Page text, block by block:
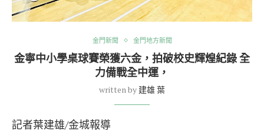
金門新聞 金門地方新聞
金寧中小學桌球賽榮獲六金，拍破校史輝煌紀錄 全
力備戰全中運，
written by 建雄 葉
記者葉建雄/金城報導